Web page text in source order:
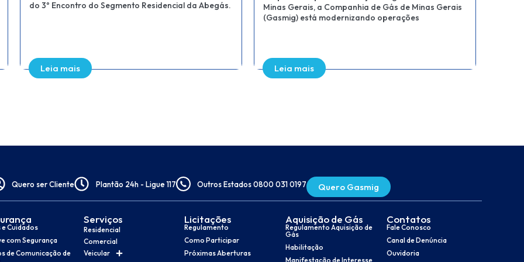
Minas Gerais, a Companhia de Gás de Minas Gerais
Leia mais
Projeto integra uso de GNV e infraestrutura com
energia 100% renovável, para criar modelo logístico
com baixa emissão de carbono
Leia mais
Quero ser Cliente Plantão 24h - Ligue 117 Outros Estados 0800 031 0197 Quero Gasmig
e Cuidados
com Segurança
de Comunicação de
Serviços
Residencial
Comercial
Veicular
Licitações
Regulamento
Como Participar
Próximas Aberturas
Aquisição de Gás
Regulamento Aquisição de
Gás
Habilitação
Manifestação de Interesse
Contatos
Fale Conosco
Canal de Denúncia
Ouvidoria